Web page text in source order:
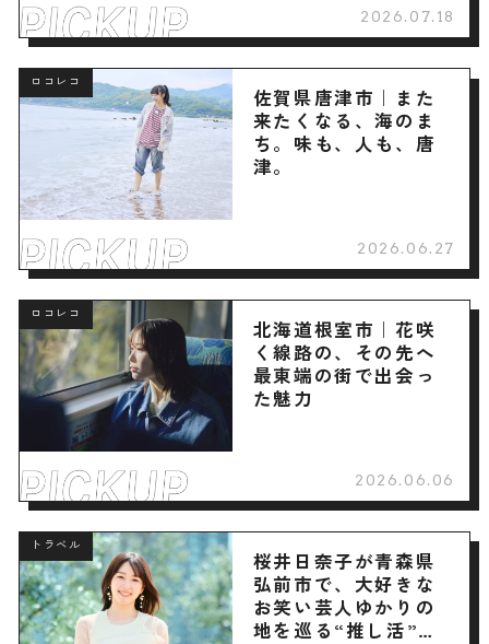
2026.07.18
ロコレコ
佐賀県唐津市｜また
来たくなる、海のま
ち。味も、人も、唐
津。
2026.06.27
ロコレコ
北海道根室市｜花咲
く線路の、その先へ
最東端の街で出会っ
た魅力
2026.06.06
トラベル
桜井日奈子が青森県
弘前市で、大好きな
お笑い芸人ゆかりの
地を巡る“推し活”旅